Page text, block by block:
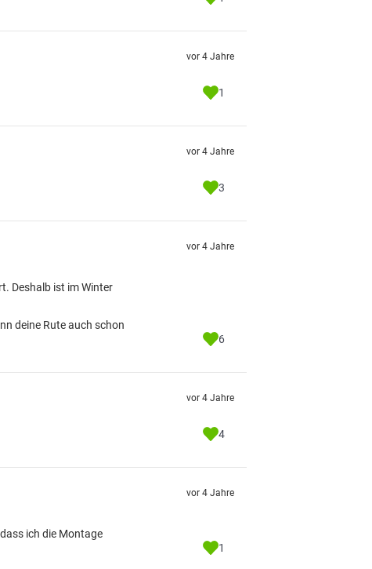
vor 4 Jahre
1
vor 4 Jahre
3
Deshalb ist im Winter
deine Rute auch schon
vor 4 Jahre
6
vor 4 Jahre
4
ich die Montage
vor 4 Jahre
1